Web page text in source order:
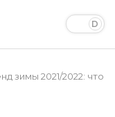
зимы 2021/2022: что